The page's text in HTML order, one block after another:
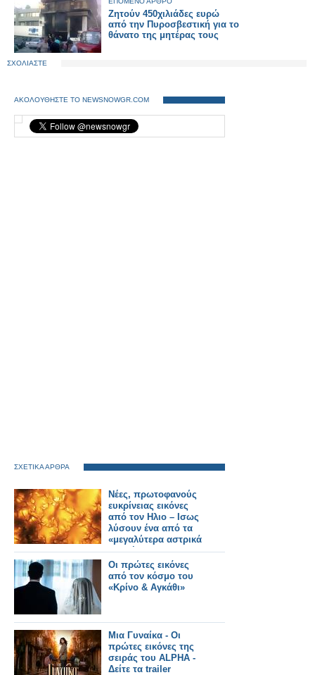
Ζητούν 450χιλιάδες ευρώ
από την Πυροσβεστική για το
θάνατο της μητέρας τους
ΣΧΟΛΙΑΣΤΕ
ΑΚΟΛΟΥΘΗΣΤΕ ΤΟ NEWSNOWGR.COM
ΣΧΕΤΙΚΑ ΑΡΘΡΑ
Νέες, πρωτοφανούς
ευκρίνειας εικόνες
από τον Ηλιο – Ισως
λύσουν ένα από τα
«μεγαλύτερα αστρικά
μυστήρια»
Οι πρώτες εικόνες
από τον κόσμο του
«Κρίνο & Αγκάθι»
Μια Γυναίκα - Οι
πρώτες εικόνες της
σειράς του ALPHA -
Δείτε τα trailer